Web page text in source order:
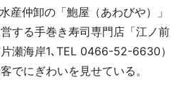
産仲卸の「鮑屋（あわびや）」
営する手巻き寿司専門店「江ノ前
瀬海岸1､TEL 0466-52-6630）
でにぎわいを見せている。